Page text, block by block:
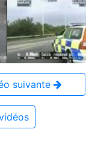
suivante